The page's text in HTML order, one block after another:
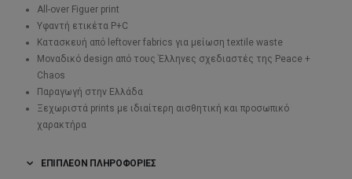
All-over Figuer print
Υφαντή ετικέτα P+C
Κατασκευή από leftover fabrics για μείωση textile waste
Μοναδικό design από τους Έλληνες σχεδιαστές της Peace +
Chaos
Παραγωγή στην Ελλάδα
Ξεχωριστά prints με ιδιαίτερη αισθητική και προσωπικό
χαρακτήρα
ΕΠΙΠΛΈΟΝ ΠΛΗΡΟΦΟΡΊΕΣ